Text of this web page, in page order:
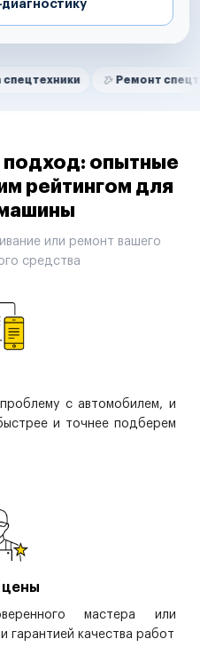
Ремонт спецтехники
подход: опытные
рейтингом для
или ремонт вашего
средства
с автомобилем, и
и точнее подберем
цены
мастера или
гарантией качества работ